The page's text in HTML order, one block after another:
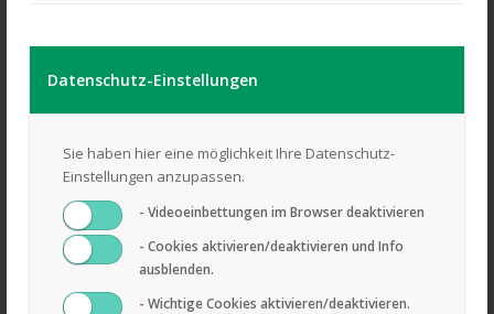
Datenschutz-Einstellungen
Sie haben hier eine möglichkeit Ihre Datenschutz-
Einstellungen anzupassen.
- Videoeinbettungen im Browser deaktivieren
- Cookies aktivieren/deaktivieren und Info
ausblenden.
- Wichtige Cookies aktivieren/deaktivieren.